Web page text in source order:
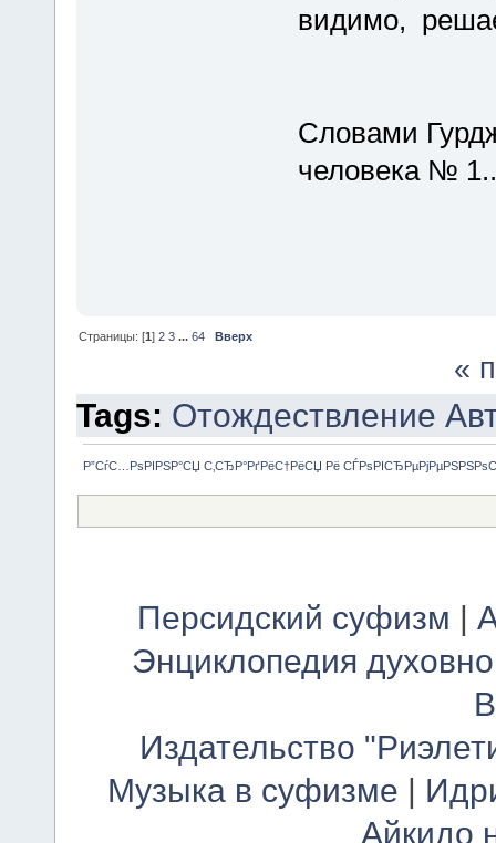
видимо,
Словами
человека №
Страницы: [1]2 3 ...64 Вверх
«
Tags: Отождествление
Р”СѓС…РѕРІРЅР°СЏ С‚СЂР°РґРёС†РёСЏ Рё
Персидский суфизм |
Энциклопедия
Издательство
Музыка в суфизме |
Айкидо